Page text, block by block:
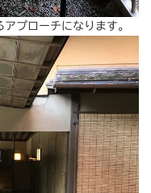
プローチになります。